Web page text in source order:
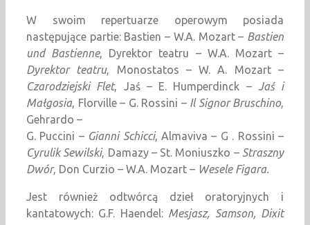
W swoim repertuarze operowym posiada
następujące partie: Bastien – W.A. Mozart – Bastien
und Bastienne, Dyrektor teatru – W.A. Mozart –
Dyrektor teatru, Monostatos – W. A. Mozart –
Czarodziejski Flet, Jaś – E. Humperdinck – Jaś i
Małgosia, Florville – G. Rossini – Il Signor Bruschino,
Gehrardo –
G. Puccini – Gianni Schicci, Almaviva – G . Rossini –
Cyrulik Sewilski, Damazy – St. Moniuszko – Straszny
Dwór, Don Curzio – W.A. Mozart – Wesele Figara.
Jest również odtwórcą dzieł oratoryjnych i
kantatowych: G.F. Haendel: Mesjasz, Samson, Dixit